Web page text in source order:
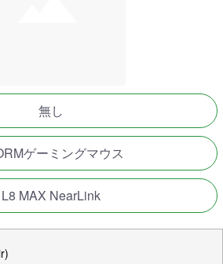
無し
ゲーミングマウス
L8 MAX NearLink